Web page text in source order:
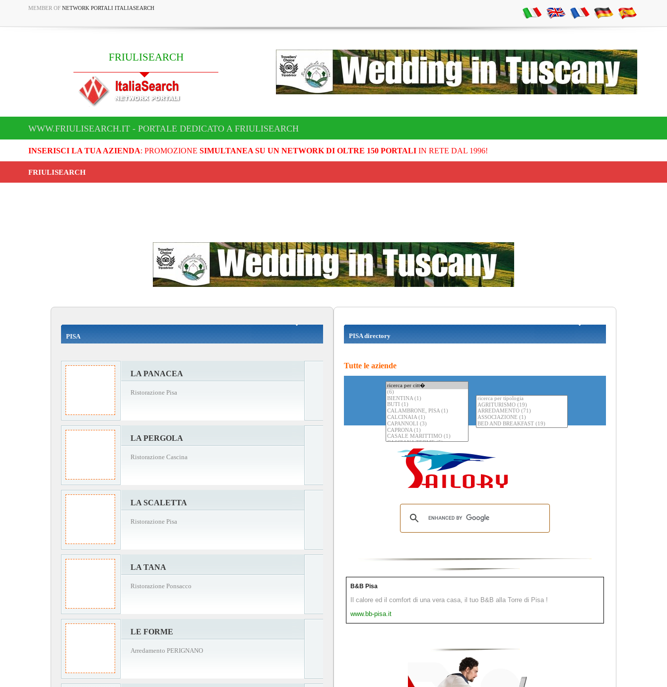
MEMBER OF NETWORK PORTALI ITALIASEARCH
FRIULISEARCH
WWW.FRIULISEARCH.IT - PORTALE DEDICATO A FRIULISEARCH
INSERISCI LA TUA AZIENDA: PROMOZIONE SIMULTANEA SU UN NETWORK DI OLTRE 150 PORTALIIN RETE DAL 1996!
FRIULISEARCH
PISA
LA PANACEA
Ristorazione Pisa
LA PERGOLA
Ristorazione Cascina
LA SCALETTA
Ristorazione Pisa
LA TANA
Ristorazione Ponsacco
LE FORME
Arredamento PERIGNANO
PISA directory
Tutte le aziende
B&B Pisa
Il calore ed il comfort di una vera casa, il tuo B&B alla Torre di Pisa !
www.bb-pisa.it